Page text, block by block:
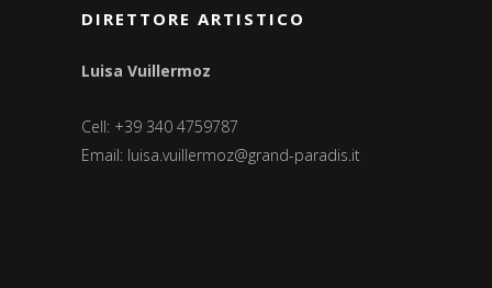
DIRETTORE ARTISTICO
Luisa Vuillermoz
Cell: +39 340 4759787
Email: luisa.vuillermoz@grand-paradis.it